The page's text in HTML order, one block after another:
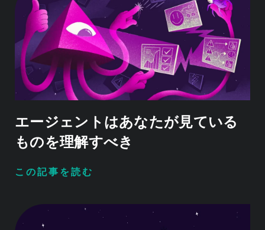
エージェントはあなたが見ている
ものを理解すべき
この記事を読む